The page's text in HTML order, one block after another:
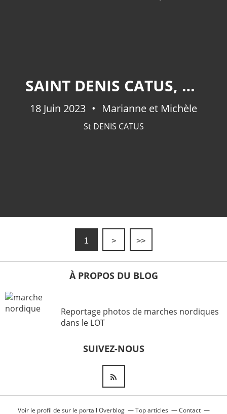
SAINT DENIS CATUS, LE 18 JUIN
18 Juin 2023 Marianne et Michèle
St DENIS CATUS
1 > >>
À PROPOS DU BLOG
Reportage photos de marches nordiques
dans le LOT
SUIVEZ-NOUS
Voir le profil de sur le portail Overblog Top articles Contact